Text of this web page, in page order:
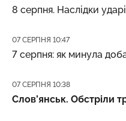
8 серпня. Наслідки
Дата публікації
07 СЕРПНЯ 10:47
7 серпня: як минула
Дата публікації
07 СЕРПНЯ 10:38
Слов’янськ. Обстріли